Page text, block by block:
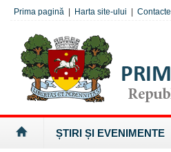
Prima pagină Harta site-ului Contacte
ȘTIRI ȘI EVENIMENTE